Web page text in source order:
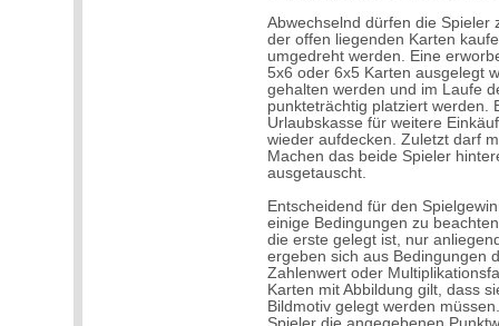
Abwechselnd dürfen die Spieler
der offen liegenden Karten
umgedreht werden. Eine
5x6 oder 6x5 Karten ausgelegt
gehalten werden und im Laufe
punkteträchtig platziert werden.
Urlaubskasse für weitere
wieder aufdecken. Zuletzt darf
Machen das beide Spieler
ausgetauscht.
Entscheidend für den
einige Bedingungen zu
die erste gelegt ist, nur
ergeben sich aus Bedingungen
Zahlenwert oder
Karten mit Abbildung gilt, dass
Bildmotiv gelegt werden